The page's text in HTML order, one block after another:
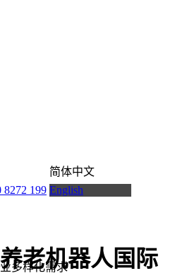
8272 199
简体中文
English
多样化需求
老机器人国际